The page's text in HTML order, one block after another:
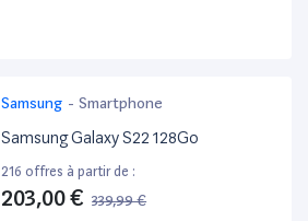
Samsung - Smartphone
Samsung Galaxy S22 128Go
216 offres à partir de :
203,00 € 339,99 €